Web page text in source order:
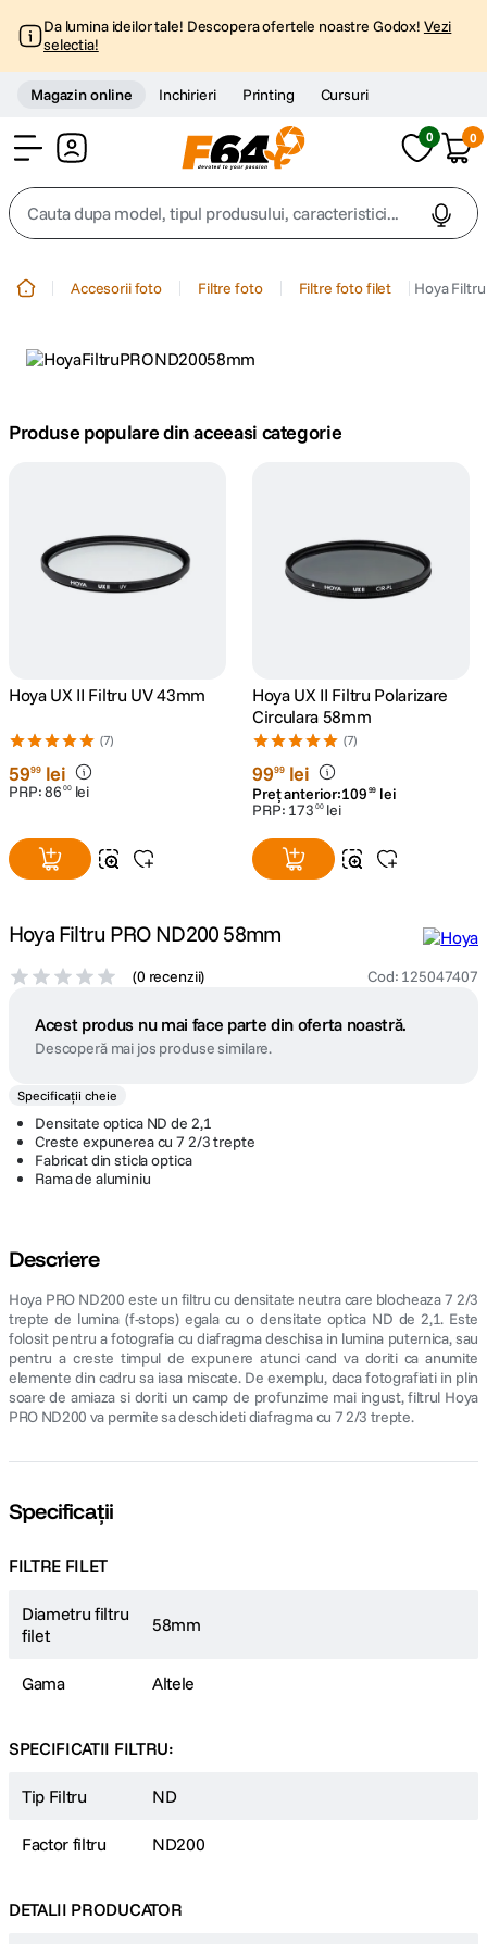
Da lumina ideilor tale! Descopera ofertele noastre Godox! Vezi
selectia!
Magazin online Inchirieri Printing Cursuri
0 0
Cauta dupa model, tipul produsului, caracteristici...
3. trepied telefon
canon sx740 hs
6. lavaliera
8 . ulanzi
9. insta 360
10. godox
Accesorii foto Filtre foto Filtre foto filet Hoya
Produse populare din aceeasi categorie
Hoya UX II Filtru UV 43mm
(7)
5999 lei
PRP:86 00 lei
Hoya UX II Filtru Polarizare
Circulara 58mm
(7)
9999 lei
Preț anterior:109 99 lei
PRP: 173 00 lei
Hoya Filtru PRO ND200 58mm
(0 recenzii) Cod: 125047407
Acest produs nu mai face parte din oferta noastră.
Descoperă mai jos produse similare.
Specificații cheie
Densitate optica ND de 2,1
Creste expunerea cu 7 2/3 trepte
Fabricat din sticla optica
Rama de aluminiu
Descriere
Hoya PRO ND200 este un filtru cu densitate neutra care blocheaza 7 2/3
trepte de lumina (f-stops) egala cu o densitate optica ND de 2,1. Este
folosit pentru a fotografia cu diafragma deschisa in lumina puternica, sau
pentru a creste timpul de expunere atunci cand va doriti ca anumite
elemente din cadru sa iasa miscate. De exemplu, daca fotografiati in plin
soare de amiaza si doriti un camp de profunzime mai ingust, filtrul Hoya
PRO ND200 va permite sa deschideti diafragma cu 7 2/3 trepte.
Specificații
FILTRE FILET
Diametru filtru
filet
58mm
Gama Altele
SPECIFICATII FILTRU:
Tip Filtru ND
Factor filtru ND200
DETALII PRODUCATOR